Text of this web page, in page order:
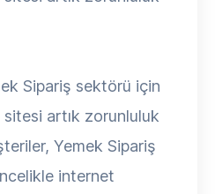
Sipariş sektörü için
artık zorunluluk
Yemek Sipariş
internet